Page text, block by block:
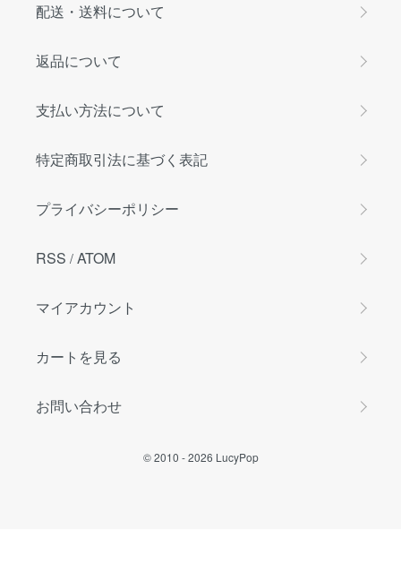
配送・送料について
返品について
支払い方法について
特定商取引法に基づく表記
プライバシーポリシー
RSS / ATOM
マイアカウント
カートを見る
お問い合わせ
© 2010 -2026 LucyPop